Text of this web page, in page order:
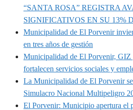
“SANTA ROSA” REGISTRA
SIGNIFICATIVOS EN SU 13%
Municipalidad de El Porvenir
en tres años de gestión
Municipalidad de El Porvenir, GIZ
fortalecen servicios sociales y
La Municipalidad de El Porvenir
Simulacro Nacional Multipeligro
El Porvenir: Municipio apertura el